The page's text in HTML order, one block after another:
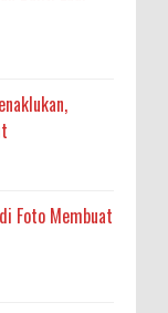
Foto Membuat